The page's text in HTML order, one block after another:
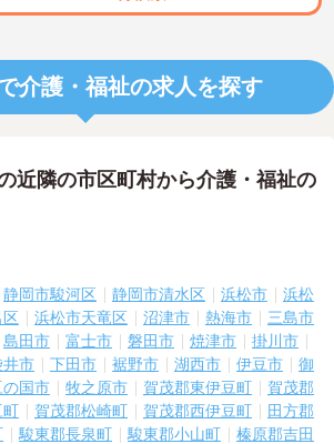
介護・福祉の求人を探す
近隣の市区町村から介護・福祉の
静岡市駿河区 静岡市清水区 浜松市
浜松
区 浜松市天竜区 沼津市 熱海市
三島市
島田市 富士市 磐田市 焼津市
掛川市
井市 下田市 裾野市 湖西市 伊豆市
御
の国市 牧之原市 賀茂郡東伊豆町
賀茂郡
町 賀茂郡松崎町 賀茂郡西伊豆町
田方郡
駿東郡長泉町 駿東郡小山町
榛原郡吉田